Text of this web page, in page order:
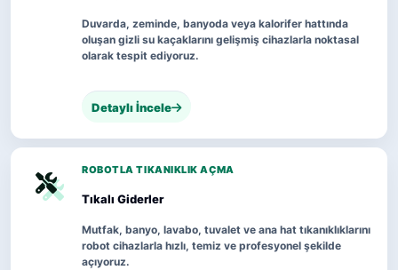
Duvarda, zeminde, banyoda veya kalorifer hattında
oluşan gizli su kaçaklarını gelişmiş cihazlarla noktasal
olarak tespit ediyoruz.
Detaylı İncele
ROBOTLA TIKANIKLIK AÇMA
Tıkalı Giderler
Mutfak, banyo, lavabo, tuvalet ve ana hat tıkanıklıklarını
robot cihazlarla hızlı, temiz ve profesyonel şekilde
açıyoruz.